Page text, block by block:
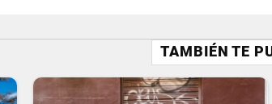
TAMBIÉN TE